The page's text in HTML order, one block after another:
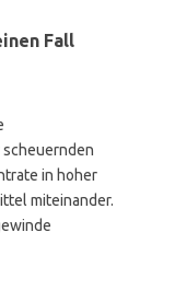
Fall
in hoher
miteinander.